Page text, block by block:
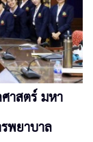
าสตร์ มหา
พยาบาล